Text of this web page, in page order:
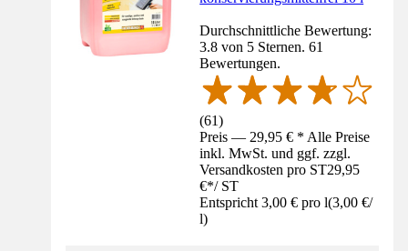
Durchschnittliche Bewertung:
3.8 von 5 Sternen. 61
Bewertungen.
(61)
Preis — 29,95 € * Alle Preise
inkl. MwSt. und ggf. zzgl.
Versandkosten pro ST29,95
€*/ ST
Entspricht 3,00 € pro l(3,00 €/
l)